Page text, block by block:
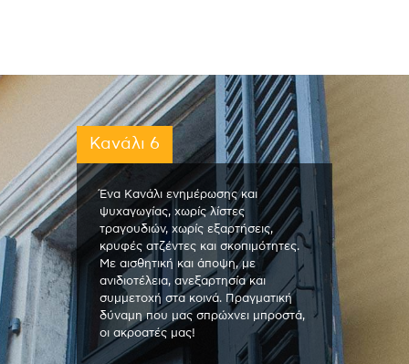
Κανάλι 6
Ένα Κανάλι ενημέρωσης και
ψυχαγωγίας, χωρίς λίστες
τραγουδιών, χωρίς εξαρτήσεις,
κρυφές ατζέντες και σκοπιμότητες.
Με αισθητική και άποψη, με
ανιδιοτέλεια, ανεξαρτησία και
συμμετοχή στα κοινά. Πραγματική
δύναμη που μας σπρώχνει μπροστά,
οι ακροατές μας!